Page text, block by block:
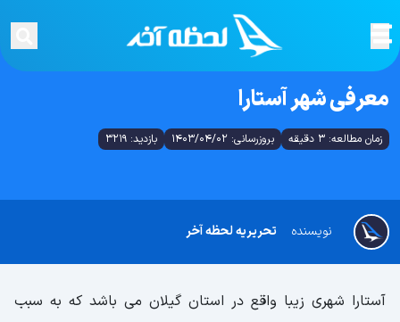
معرفی شهر آستارا
زمان مطالعه: 3 دقیقه بروزرسانی: 1403/04/02 بازدید: 3219
تحریریه لحظه آخر نویسنده
آستارا شهری زیبا واقع در استان گیلان می باشد که به سبب